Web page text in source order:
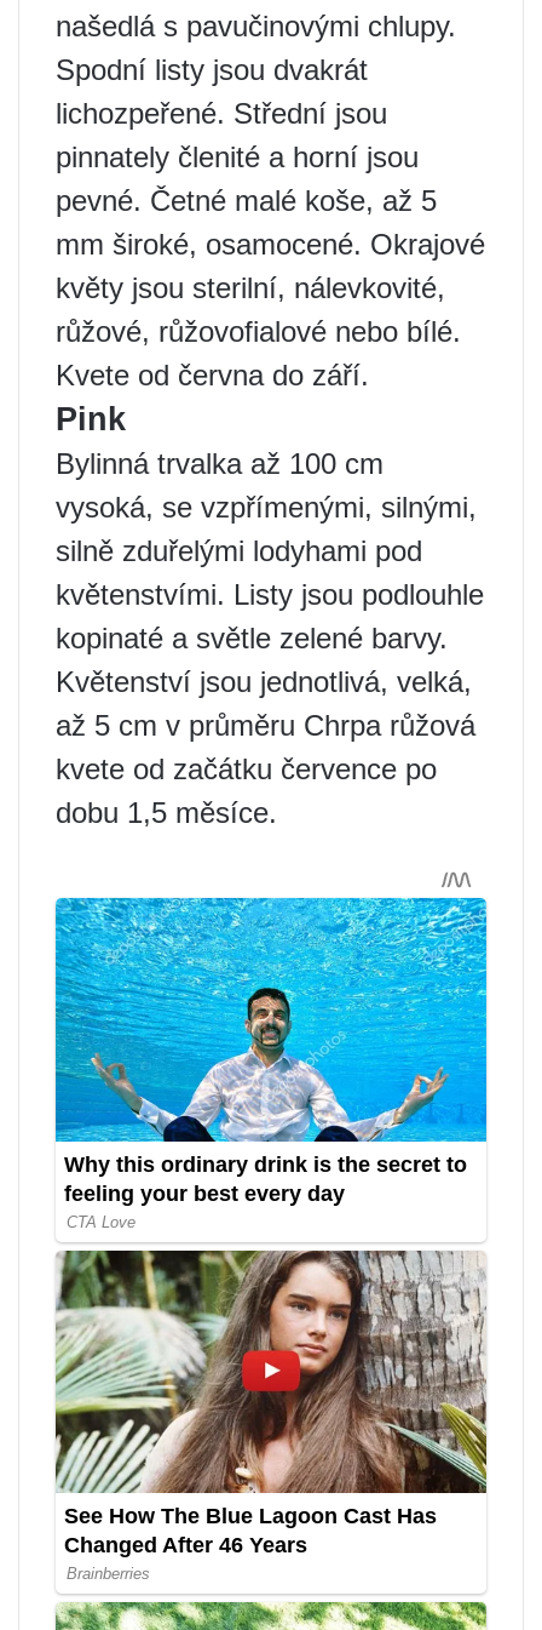
našedlá s pavučinovými chlupy.
Spodní listy jsou dvakrát
lichozpeřené. Střední jsou
pinnately členité a horní jsou
pevné. Četné malé koše, až 5
mm široké, osamocené. Okrajové
květy jsou sterilní, nálevkovité,
růžové, růžovofialové nebo bílé.
Kvete od června do září.
Pink
Bylinná trvalka až 100 cm
vysoká, se vzpřímenými, silnými,
silně zduřelými lodyhami pod
květenstvími. Listy jsou podlouhle
kopinaté a světle zelené barvy.
Květenství jsou jednotlivá, velká,
až 5 cm v průměru Chrpa růžová
kvete od začátku července po
dobu 1,5 měsíce.